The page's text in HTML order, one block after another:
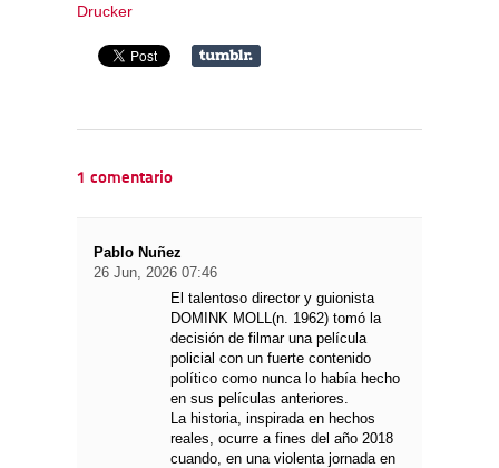
Drucker
1 comentario
Pablo Nuñez
26 Jun, 2026 07:46
El talentoso director y guionista
DOMINK MOLL(n. 1962) tomó la
decisión de filmar una película
policial con un fuerte contenido
político como nunca lo había hecho
en sus películas anteriores.
La historia, inspirada en hechos
reales, ocurre a fines del año 2018
cuando, en una violenta jornada en